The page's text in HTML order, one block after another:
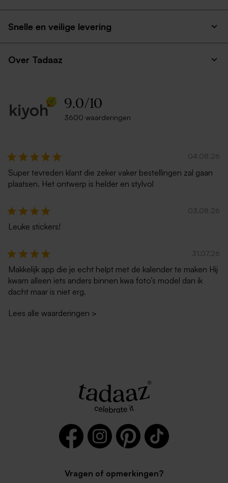
Snelle en veilige levering
Over Tadaaz
9.0/10
3600 waarderingen
04.08.26
Super tevreden klant die zeker vaker bestellingen zal gaan
plaatsen. Het ontwerp is helder en stylvol
03.08.26
Leuke stickers!
31.07.26
Makkelijk app die je echt helpt met de kalender te maken Hij
kwam alleen iets anders binnen kwa foto’s model dan ik
dacht maar is niet erg.
Lees alle waarderingen >
Vragen of opmerkingen?